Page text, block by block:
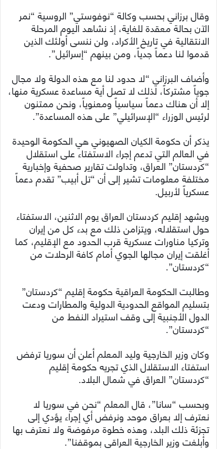
وقال برزاني بحسب وكالة “نوفوستي” الروسية “نمر
الآن بحالة معقدة للغاية، إذ نشاهد اليوم المرحلة
الانتقالية في تاريخ الأكراد، ولن ننسى أولئك الذين
قدموا لنا دعماً جدياً، ومن بينهم “إسرائيل”.
وأضاف البرزاني “لا حدود لنا مع هذه الدولة ولا مجال
جوياً مشتركاً، لذلك لا تصل أية مساعدة عسكرية منها،
إلا أن هناك دعماً سياسياً ومعنوياً، ونحن ممتنون
لرئيس الوزراء “الإسرائيلي” على هذه المساعدة”.
يذكر أن حكومة الكيان الصهيوني هي الحكومة الوحيدة
في العالم التي تدعم إجراء الاستفتاء على استقلال
“كردستان” العراق، وتداولت تقارير صحفية وإخبارية
مختلفة معلومات تشير إلى أن “تل أبيب” تقدم دعماً
عسكرياً لأربيل.
ويشهد إقليم كردستان العراق يوم الاثنين، الاستفتاء
حول استقلاله، ويتزامن ذلك مع بدء كل من إيران
وتركيا مناورات عسكرية قرب الحدود مع الإقليم، كما
أغلقت إيران مجالها الجوي أمام كافة الرحلات من
“كردستان”.
وطالبت الحكومة العراقية حكومة إقليم “كردستان”
بتسليم المواقع الحدودية الدولية والمطارات ودعت
الدول الأجنبية إلى وقف استيراد النفط من
“كردستان”.
وكان وزير الخارجية وليد المعلم أعلن أن سوريا ترفض
استفتاء الاستقلال الذي تجريه حكومة إقليم
“كردستان” العراق في شمال البلاد.
وبحسب “سانا”، قال المعلم “نحن في سوريا لا
نعترف إلا بعراق موحد ونرفض أي إجراء يؤدي إلى
تجزئة ذلك البلد، وهذه خطوة مرفوضة ولا نعترف بها
وأبلغت وزير الخارجية العراقي بموقفنا”.